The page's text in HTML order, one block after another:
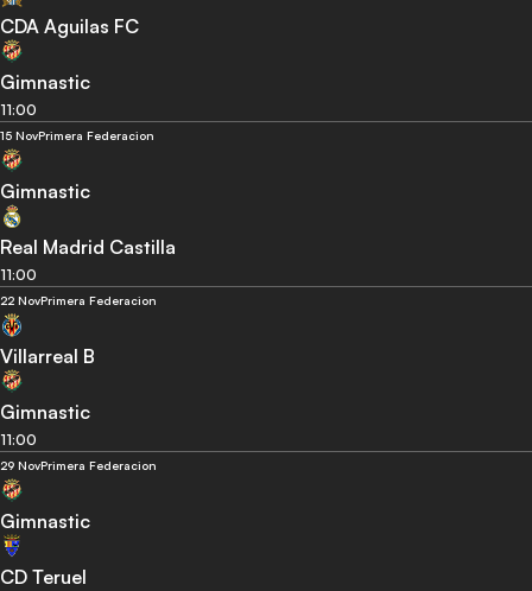
CDA Aguilas FC
Gimnastic
11:00
15 NovPrimera Federacion
Gimnastic
Real Madrid Castilla
11:00
22 NovPrimera Federacion
Villarreal B
Gimnastic
11:00
29 NovPrimera Federacion
Gimnastic
CD Teruel